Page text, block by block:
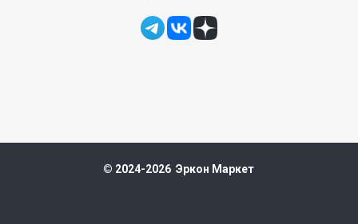
© 2024-2026 Эркон Маркет